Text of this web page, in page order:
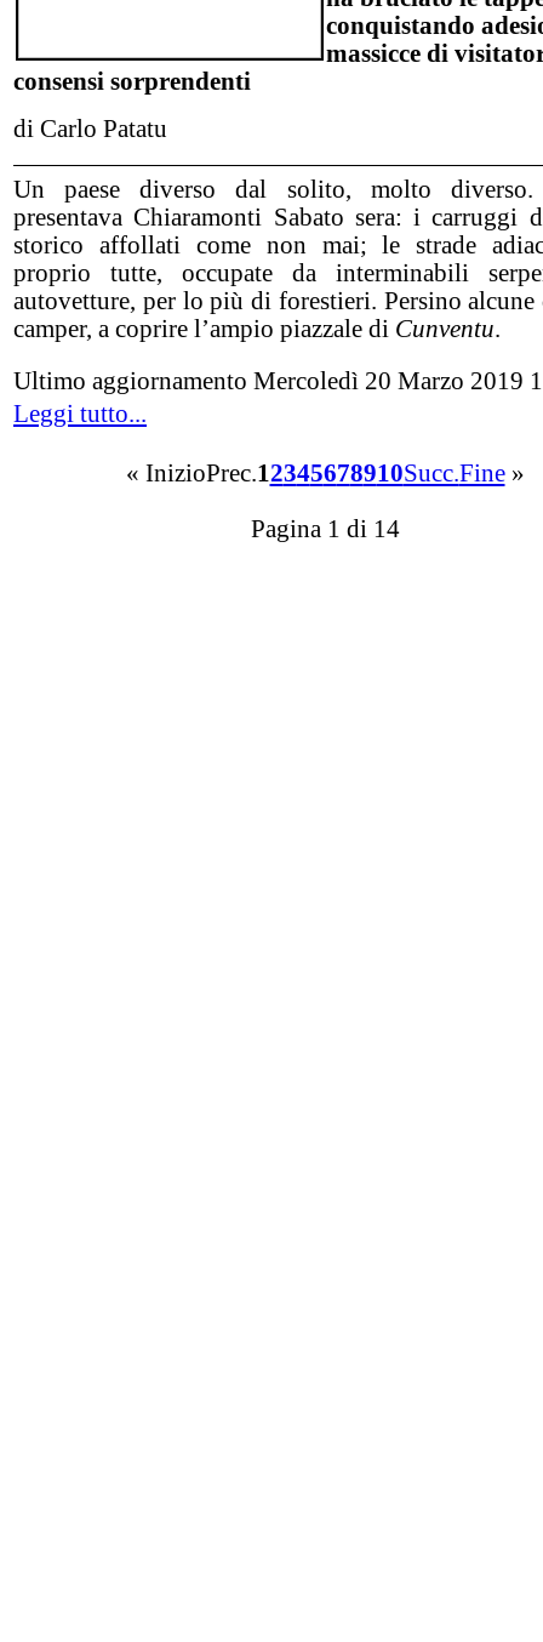
conquistando
massicce di
consensi sorprendenti
di Carlo Patatu
Un paese diverso dal solito, molto
presentava Chiaramonti Sabato sera: i carruggi
storico affollati come non mai; le strade
proprio tutte, occupate da interminabili
autovetture, per lo più di forestieri. Persino alcune
camper, a coprire l’ampio piazzale di Cunventu.
Ultimo aggiornamento Mercoledì 20 Marzo 2019
Leggi tutto...
« InizioPrec.12345678910Succ.Fine»
Pagina 1 di 14